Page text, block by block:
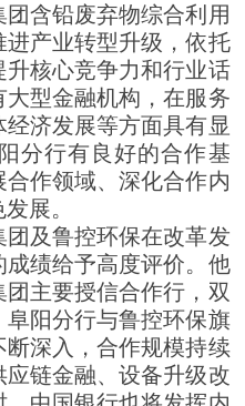
含铅废弃物综合利用
产业转型升级，依托
核心竞争力和行业话
型金融机构，在服务
济发展等方面具有显
分行有良好的合作基
作领域、深化合作内
展。
及鲁控环保在改革发
绩给予高度评价。他
主要授信合作行，双
阳分行与鲁控环保旗
深入，合作规模持续
链金融、设备升级改